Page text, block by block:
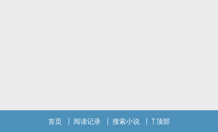
首页 阅读记录 搜索小说 顶部